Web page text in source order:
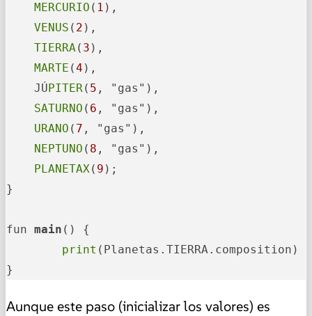
MERCURIO ( 1 ),
VENUS ( 2 ),
TIERRA( 3 ),
MARTE (4 ),
    JÚ
PITER( 5 , "gas"),
SATURNO ( 6 , "gas"),
URANO ( 7 , "gas"),
NEPTUNO ( 8 , "gas"),
PLANETAX( 9 );
}
fun main () {
print (Planetas.TIERRA.composition)
}
Aunque este paso (inicializar los valores) es